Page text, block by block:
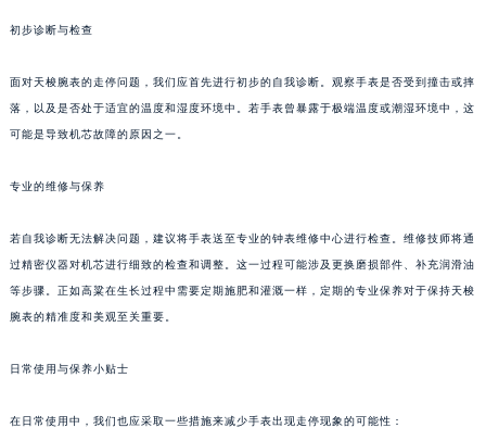
初步诊断与检查
面对天梭腕表的走停问题，我们应首先进行初步的自我诊断。观察手表是否受到撞击或摔
落，以及是否处于适宜的温度和湿度环境中。若手表曾暴露于极端温度或潮湿环境中，这
可能是导致机芯故障的原因之一。
专业的维修与保养
若自我诊断无法解决问题，建议将手表送至专业的钟表维修中心进行检查。维修技师将通
过精密仪器对机芯进行细致的检查和调整。这一过程可能涉及更换磨损部件、补充润滑油
等步骤。正如高粱在生长过程中需要定期施肥和灌溉一样，定期的专业保养对于保持天梭
腕表的精准度和美观至关重要。
日常使用与保养小贴士
在日常使用中，我们也应采取一些措施来减少手表出现走停现象的可能性：